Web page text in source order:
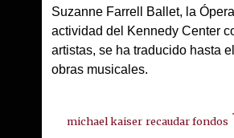
Suzanne Farrell Ballet, la
actividad del Kennedy Center
artistas, se ha traducido hasta
obras musicales.
michael kaiser recaudar fondos